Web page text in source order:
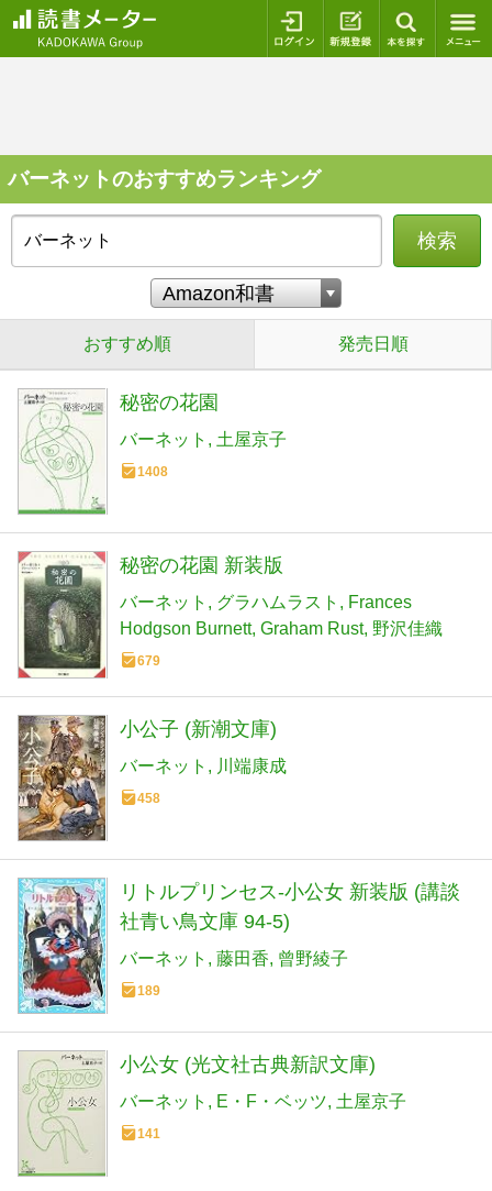
ログイン 新規登録
バーネットのおすすめランキング
検索
おすすめ順 発売日順
秘密の花園
バーネット 土屋京子
1408
秘密の花園 新装版
バーネット グラハムラスト
Frances
Hodgson Burnett Graham Rust 野沢佳織
679
小公子 (新潮文庫)
バーネット 川端康成
458
リトルプリンセス-小公女 新装版 (講談
社青い鳥文庫 94-5)
バーネット 藤田香 曾野綾子
189
小公女 (光文社古典新訳文庫)
バーネット E・F・ベッツ 土屋京子
141